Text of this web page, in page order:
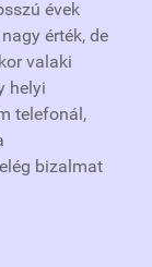
évek
érték, de
valaki
helyi
telefonál,
bizalmat